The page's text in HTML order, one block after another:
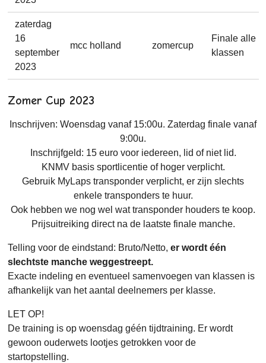
zaterdag
16
september
2023
mcc holland zomercup
Finale alle
klassen
Zomer Cup 2023
Inschrijven: Woensdag vanaf 15:00u. Zaterdag finale vanaf
9:00u.
Inschrijfgeld: 15 euro voor iedereen, lid of niet lid.
KNMV basis sportlicentie of hoger verplicht.
Gebruik MyLaps transponder verplicht, er zijn slechts
enkele transponders te huur.
Ook hebben we nog wel wat transponder houders te koop.
Prijsuitreiking direct na de laatste finale manche.
Telling voor de eindstand: Bruto/Netto, er wordt één
slechtste manche weggestreept.
Exacte indeling en eventueel samenvoegen van klassen is
afhankelijk van het aantal deelnemers per klasse.
LET OP!
De training is op woensdag géén tijdtraining. Er wordt
gewoon ouderwets lootjes getrokken voor de
startopstelling.